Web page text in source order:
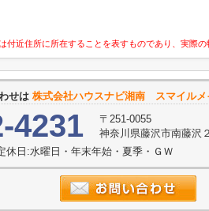
近住所に所在することを表すものであり、実際の
せは 株式会社ハウスナビ湘南 スマイルメ
4231
〒251-0055
神奈川県藤沢市南藤沢
休日:水曜日・年末年始・夏季・ＧＷ